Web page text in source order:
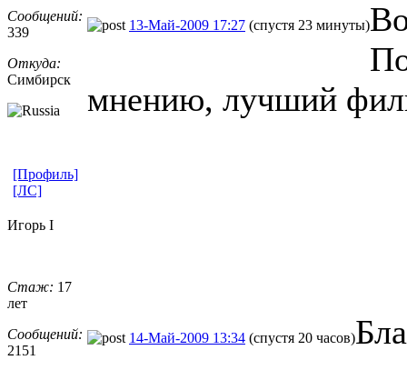
Сообщений:
339
Откуда:
Симбирск
13-Май-2009 17:27 (спустя 23 минуты)
мнению, лучший
[Профиль]
[ЛС]
Игорь I
Стаж: 17
лет
Сообщений:
2151
14-Май-2009 13:34 (спустя 20 часов)